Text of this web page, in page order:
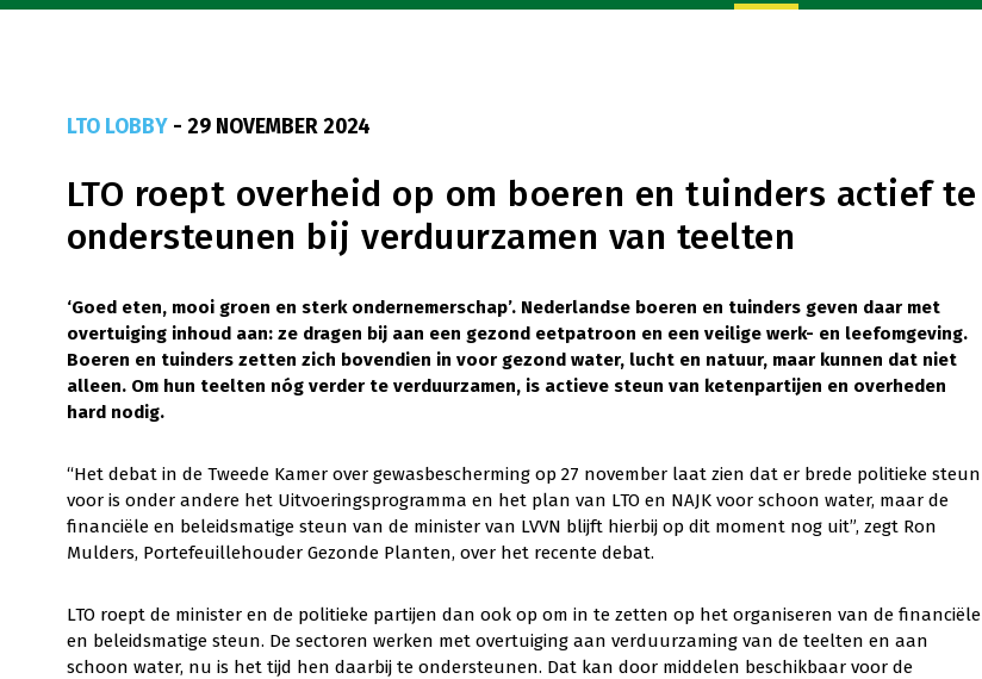
LTO LOBBY- 29 NOVEMBER 2024
LTO roept overheid op om boeren en tuinders actief te
ondersteunen bij verduurzamen van teelten
‘Goed eten, mooi groen en sterk ondernemerschap’. Nederlandse boeren en tuinders geven daar met
overtuiging inhoud aan: ze dragen bij aan een gezond eetpatroon en een veilige werk- en leefomgeving.
Boeren en tuinders zetten zich bovendien in voor gezond water, lucht en natuur, maar kunnen dat niet
alleen. Om hun teelten nóg verder te verduurzamen, is actieve steun van ketenpartijen en overheden
hard nodig.
“Het debat in de Tweede Kamer over gewasbescherming op 27 november laat zien dat er brede politieke steun
voor is onder andere het Uitvoeringsprogramma en het plan van LTO en NAJK voor schoon water, maar de
financiële en beleidsmatige steun van de minister van LVVN blijft hierbij op dit moment nog uit”, zegt Ron
Mulders, Portefeuillehouder Gezonde Planten, over het recente debat.
LTO roept de minister en de politieke partijen dan ook op om in te zetten op het organiseren van de financiële
en beleidsmatige steun. De sectoren werken met overtuiging aan verduurzaming van de teelten en aan
schoon water, nu is het tijd hen daarbij te ondersteunen. Dat kan door middelen beschikbaar voor de